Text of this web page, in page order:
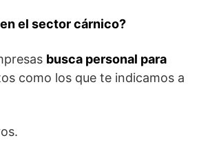
el sector cárnico?
busca personal para
como los que te indicamos a